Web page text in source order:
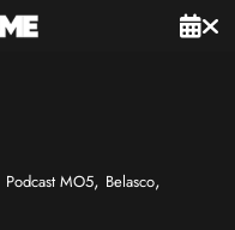
Podcast MO5, Belasco,